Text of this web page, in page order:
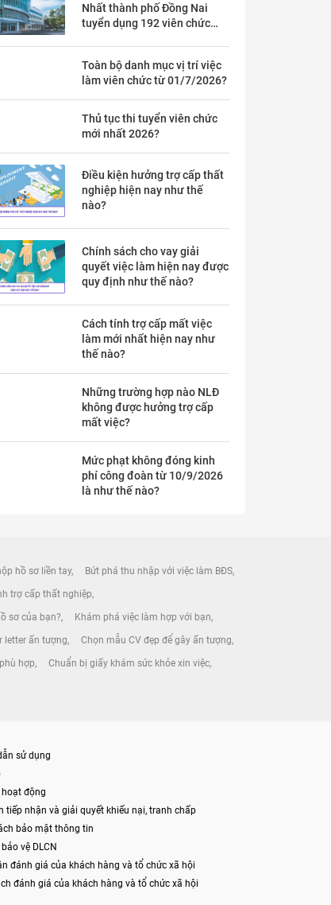
Nhất thành phố Đồng Nai
tuyển dụng 192 viên chức
Toàn bộ danh mục vị trí việc
làm viên chức từ 01/7/2026?
Thủ tục thi tuyển viên chức
mới nhất 2026?
Điều kiện hưởng trợ cấp thất
nghiệp hiện nay như thế
nào?
Chính sách cho vay giải
quyết việc làm hiện nay được
quy định như thế nào?
Cách tính trợ cấp mất việc
làm mới nhất hiện nay như
thế nào?
Những trường hợp nào NLĐ
không được hưởng trợ cấp
mất việc?
Mức phạt không đóng kinh
phí công đoàn từ 10/9/2026
là như thế nào?
hồ sơ liền tay Bứt phá thu nhập với việc làm BĐS
trợ cấp thất nghiệp
sơ của bạn? Khám phá việc làm hợp với bạn
letter ấn tượng Chọn mẫu CV đẹp để gây ấn tượng
hợp Chuẩn bị giấy khám sức khỏe xin việc
sử dụng
hoạt động
tiếp nhận và giải quyết khiếu nại, tranh chấp
bảo mật thông tin
vệ DLCN
đánh giá của khách hàng và tổ chức xã hội
đánh giá của khách hàng và tổ chức xã hội